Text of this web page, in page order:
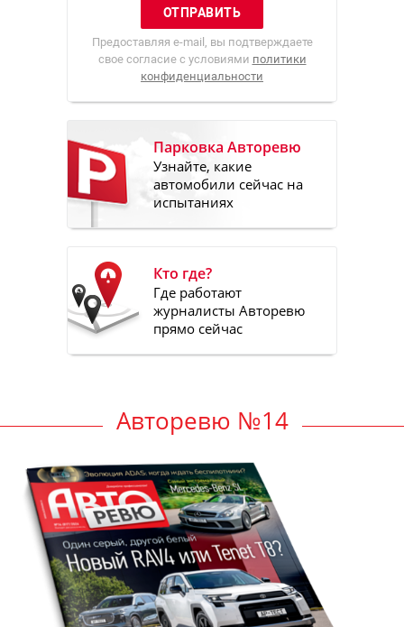
Предоставляя e-mail, вы подтверждаете
свое согласие с условиями политики
конфиденциальности
Парковка Авторевю
Узнайте, какие
автомобили сейчас на
испытаниях
Кто где?
Где работают
журналисты Авторевю
прямо сейчас
Авторевю №14